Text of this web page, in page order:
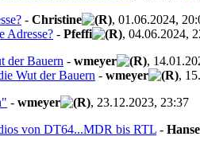
- Christine
, 01.06.2024,
Adresse? - Pfeffi
, 04.06.2024,
der Bauern - wmeyer
,
Wut der Bauern - wmeyer
,
- wmeyer
, 23.12.2023, 23:37
von DT64...MDR bis RTL -